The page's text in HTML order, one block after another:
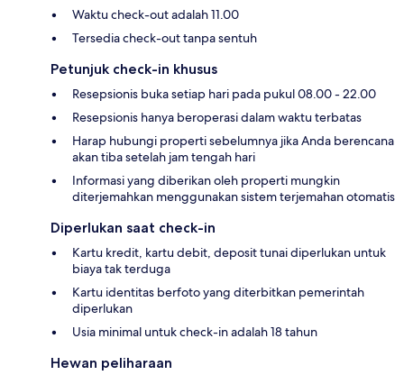
Waktu check-out adalah 11.00
Tersedia check-out tanpa sentuh
Petunjuk check-in khusus
Resepsionis buka setiap hari pada pukul 08.00 - 22.00
Resepsionis hanya beroperasi dalam waktu terbatas
Harap hubungi properti sebelumnya jika Anda berencana
akan tiba setelah jam tengah hari
Informasi yang diberikan oleh properti mungkin
diterjemahkan menggunakan sistem terjemahan otomatis
Diperlukan saat check-in
Kartu kredit, kartu debit, deposit tunai diperlukan untuk
biaya tak terduga
Kartu identitas berfoto yang diterbitkan pemerintah
diperlukan
Usia minimal untuk check-in adalah 18 tahun
Hewan peliharaan